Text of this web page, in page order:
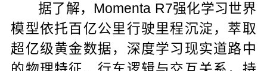
据了解，Momenta R7强化学习世界
模型依托百亿公里行驶里程沉淀，萃取
超亿级黄金数据，深度学习现实道路中